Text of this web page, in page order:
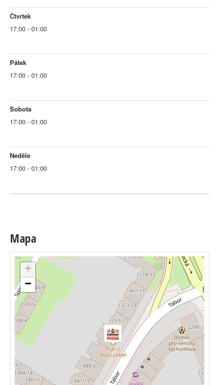
Čtvrtek
17:00 - 01:00
Pátek
17:00 - 01:00
Sobota
17:00 - 01:00
Neděle
17:00 - 01:00
Mapa
+
−